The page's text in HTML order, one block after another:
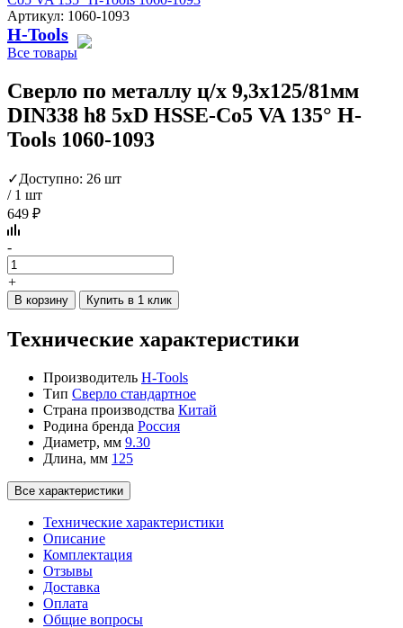
Артикул: 1060-1093
H-Tools
Все товары
Сверло по металлу ц/х 9,3x125/81мм
DIN338 h8 5xD HSSE-Co5 VA 135° H-
Tools 1060-1093
✓Доступно: 26 шт
/ 1 шт
649 ₽
-
+
В корзину Купить в 1 клик
Технические характеристики
Производитель H-Tools
Тип Сверло стандартное
Страна производства Китай
Родина бренда Россия
Диаметр, мм 9.30
Длина, мм 125
Все характеристики
Технические характеристики
Описание
Комплектация
Отзывы
Доставка
Оплата
Общие вопросы